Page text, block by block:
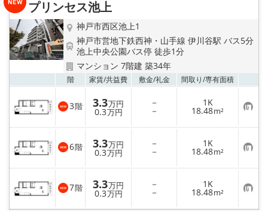
プリンセス池上
神戸市西区池上1
神戸市営地下鉄西神・山手線 伊川谷駅 バス5分
池上中央公園バス停 徒歩1分
マンション 7階建 築34年
階 家賃/共益費 敷金/礼金 間取り/専有面積
3階 3.3万円
0.3万円
－
－
1K
18.48m² お
気
に
入
り
登
録
6階 3.3万円
0.3万円
－
－
1K
18.48m² お
気
に
入
り
登
録
7階 3.3万円
0.3万円
－
－
1K
18.48m² お
気
に